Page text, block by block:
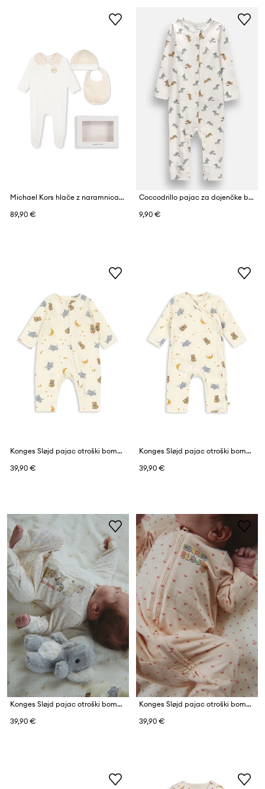
Michael Kors hlače z naramnicami (z nogicami) za dojenčke bombažne
89,90 €
Coccodrillo pajac za dojenčke bombažen
9,90 €
Konges Sløjd pajac otroški bombaž z elastanom BASIC ZIP ONESIE GOTS
39,90 €
Konges Sløjd pajac otroški bombaž z elastanom BASIC NEWBORN ONESIE GOTS
39,90 €
Konges Sløjd pajac otroški bombažen GIO ZIP ONESIE GOTS
39,90 €
Konges Sløjd pajac otroški bombaž z elastanom BASIC ZIP ONESIE GOTS
39,90 €